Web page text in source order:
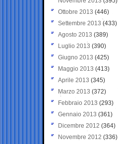
Ottobre 2013 (446)
Settembre 2013 (433)
Agosto 2013 (389)
Luglio 2013 (390)
Giugno 2013 (425)
Maggio 2013 (413)
Aprile 2013 (345)
Marzo 2013 (372)
Febbraio 2013 (293)
Gennaio 2013 (361)
Dicembre 2012 (364)
Novembre 2012 (336)